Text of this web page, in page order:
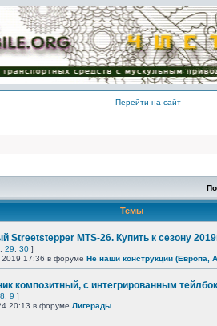
Перейти на сайт
Темы
Streetstepper MTS-26. Купить к сезону
29 30 ]
17:36 в форуме Не наши конструкции (Европа,
композитный, с интегрированным
8 9 ]
20:13 в форуме Лигерады